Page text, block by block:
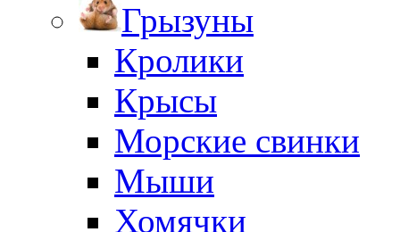
Грызуны
Кролики
Крысы
Морские свинки
Мыши
Хомячки